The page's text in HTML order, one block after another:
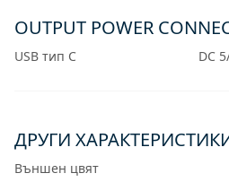
OUTPUT POWER
USB тип C
DC
ДРУГИ
Външен цвят